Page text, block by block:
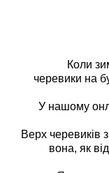
Коли зима
черевики на
У нашому
Верх черевиків
вона, як